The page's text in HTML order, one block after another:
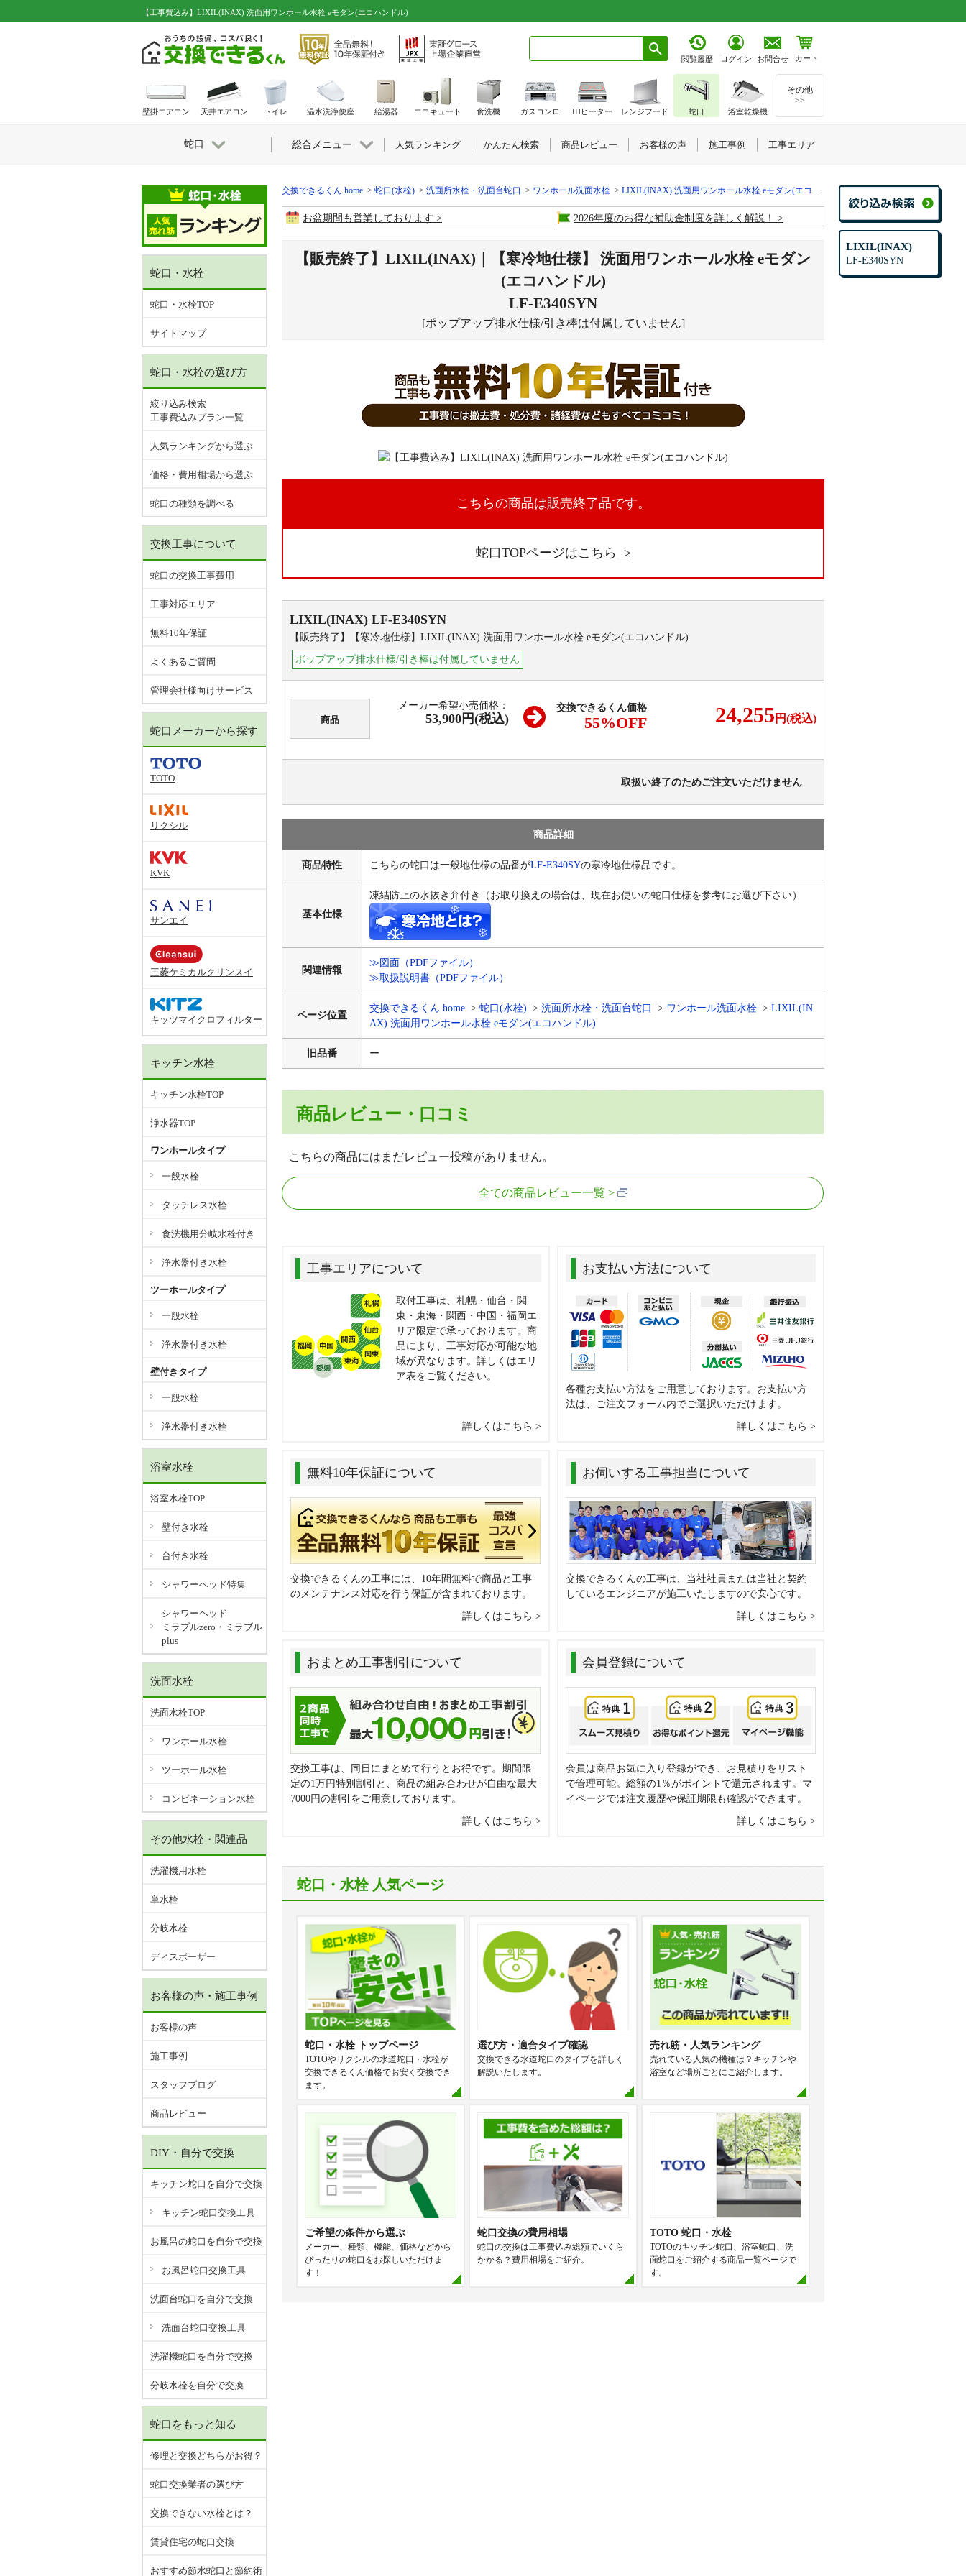
LIXIL(INAX)
LF-E340SYN
【工事費込み】LIXIL(INAX) 洗面用ワンホール水栓 eモダン(エコハンドル)
閲覧履歴 ログイン お問合せ カート
交換できるくん home 蛇口(水栓) 洗面所水栓・洗面台蛇口 ワンホール洗面水栓 LIXIL(INAX) 洗面用ワンホール水栓 eモダン(エコハンドル)
お盆期間も営業しております 2026年度のお得な補助金制度を詳しく解説！
【販売終了】LIXIL(INAX)｜【寒冷地仕様】 洗面用ワンホール水栓 eモダン
(エコハンドル)
LF-E340SYN
[ポップアップ排水仕様/引き棒は付属していません]
こちらの商品は販売終了品です。
蛇口TOPページはこちら
LIXIL(INAX) LF-E340SYN
【販売終了】【寒冷地仕様】LIXIL(INAX) 洗面用ワンホール水栓 eモダン(エコハンドル)
ポップアップ排水仕様/引き棒は付属していません
商品
メーカー希望小売価格：
53,900円(税込)
交換できるくん価格
55%OFF 24,255 円(税込)
取扱い終了のためご注文いただけません
商品詳細
商品特性 こちらの蛇口は一般地仕様の品番がLF-E340SYの寒冷地仕様品です。
基本仕様
凍結防止の水抜き弁付き（お取り換えの場合は、現在お使いの蛇口仕様を参考にお選び下さい）
関連情報
≫図面（PDFファイル）
≫取扱説明書（PDFファイル）
ページ位置
交換できるくん home 蛇口(水栓) 洗面所水栓・洗面台蛇口 ワンホール洗面水栓
LIXIL(IN
AX) 洗面用ワンホール水栓 eモダン(エコハンドル)
旧品番 ー
商品レビュー・口コミ
こちらの商品にはまだレビュー投稿がありません。
全ての商品レビュー一覧
工事エリアについて
取付工事は、札幌・仙台・関
東・東海・関西・中国・福岡エ
リア限定で承っております。商
品により、工事対応が可能な地
域が異なります。詳しくはエリ
ア表をご覧ください。
詳しくはこちら
お支払い方法について
各種お支払い方法をご用意しております。お支払い方
法は、ご注文フォーム内でご選択いただけます。
詳しくはこちら
無料10年保証について
交換できるくんの工事には、10年間無料で商品と工事
のメンテナンス対応を行う保証が含まれております。
詳しくはこちら
お伺いする工事担当について
交換できるくんの工事は、当社社員または当社と契約
しているエンジニアが施工いたしますので安心です。
詳しくはこちら
おまとめ工事割引について
交換工事は、同日にまとめて行うとお得です。期間限
定の1万円特別割引と、商品の組み合わせが自由な最大
7000円の割引をご用意しております。
詳しくはこちら
会員登録について
会員は商品お気に入り登録ができ、お見積りをリスト
で管理可能。総額の1％がポイントで還元されます。マ
イページでは注文履歴や保証期限も確認ができます。
詳しくはこちら
蛇口・水栓 人気ページ
蛇口・水栓 トップページ
TOTOやリクシルの水道蛇口・水栓が
交換できるくん価格でお安く交換でき
ます。
選び方・適合タイプ確認
交換できる水道蛇口のタイプを詳しく
解説いたします。
売れ筋・人気ランキング
売れている人気の機種は？キッチンや
浴室など場所ごとにご紹介します。
ご希望の条件から選ぶ
メーカー、種類、機能、価格などから
ぴったりの蛇口をお探しいただけま
す！
蛇口交換の費用相場
蛇口の交換は工事費込み総額でいくら
かかる？費用相場をご紹介。
TOTO 蛇口・水栓
TOTOのキッチン蛇口、浴室蛇口、洗
面蛇口をご紹介する商品一覧ページで
す。
蛇口・水栓
蛇口・水栓TOP
サイトマップ
蛇口・水栓の選び方
絞り込み検索
工事費込みプラン一覧
人気ランキングから選ぶ
価格・費用相場から選ぶ
蛇口の種類を調べる
交換工事について
蛇口の交換工事費用
工事対応エリア
無料10年保証
よくあるご質問
管理会社様向けサービス
蛇口メーカーから探す
TOTO
リクシル
KVK
サンエイ
三菱ケミカルクリンスイ
キッツマイクロフィルター
キッチン水栓
キッチン水栓TOP
浄水器TOP
ワンホールタイプ
一般水栓
タッチレス水栓
食洗機用分岐水栓付き
浄水器付き水栓
ツーホールタイプ
一般水栓
浄水器付き水栓
壁付きタイプ
一般水栓
浄水器付き水栓
浴室水栓
浴室水栓TOP
壁付き水栓
台付き水栓
シャワーヘッド特集
シャワーヘッド
ミラブルzero・ミラブル
plus
洗面水栓
洗面水栓TOP
ワンホール水栓
ツーホール水栓
コンビネーション水栓
その他水栓・関連品
洗濯機用水栓
単水栓
分岐水栓
ディスポーザー
お客様の声・施工事例
お客様の声
施工事例
スタッフブログ
商品レビュー
DIY・自分で交換
キッチン蛇口を自分で交換
キッチン蛇口交換工具
お風呂の蛇口を自分で交換
お風呂蛇口交換工具
洗面台蛇口を自分で交換
洗面台蛇口交換工具
洗濯機蛇口を自分で交換
分岐水栓を自分で交換
蛇口をもっと知る
修理と交換どちらがお得？
蛇口交換業者の選び方
交換できない水栓とは？
賃貸住宅の蛇口交換
おすすめ節水蛇口と節約術
壁掛エアコン 天井エアコン トイレ 温水洗浄便座 給湯器 エコキュート 食洗機 ガスコンロ IHヒーター レンジフード 蛇口 浴室乾燥機
その他
>>
蛇口 総合メニュー 人気ランキング かんたん検索 商品レビュー お客様の声 施工事例 工事エリア